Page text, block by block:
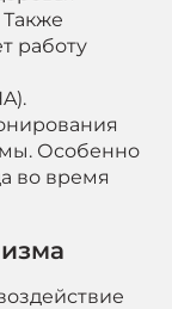
работу
Особенно
во время